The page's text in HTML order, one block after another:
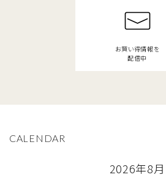
お買い得情報を
配信中
CALENDAR
2026年8月